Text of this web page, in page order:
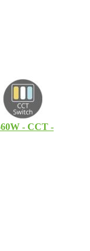
- CCT -